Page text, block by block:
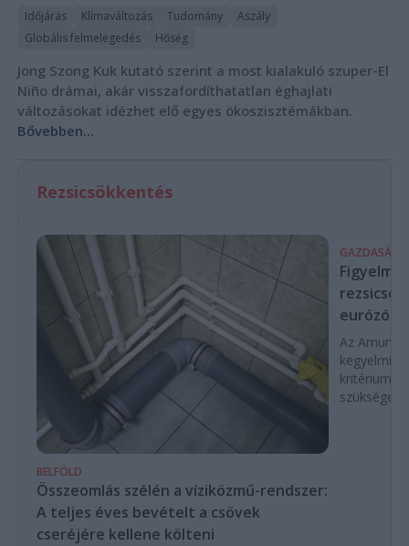
Időjárás Klímaváltozás Tudomány
Aszály
Globális felmelegedés
Hőség
Jong Szong Kuk kutató szerint a most kialakuló szuper-El
Niño drámai, akár visszafordíthatatlan éghajlati
változásokat idézhet elő egyes ökoszisztémákban.
Bővebben...
Rezsicsökkentés
BELFÖLD
Összeomlás szélén a víziközmű-rendszer:
A teljes éves bevételt a csövek
cseréjére kellene költeni
GAZDASÁG
Az Amundi
kegyelmi